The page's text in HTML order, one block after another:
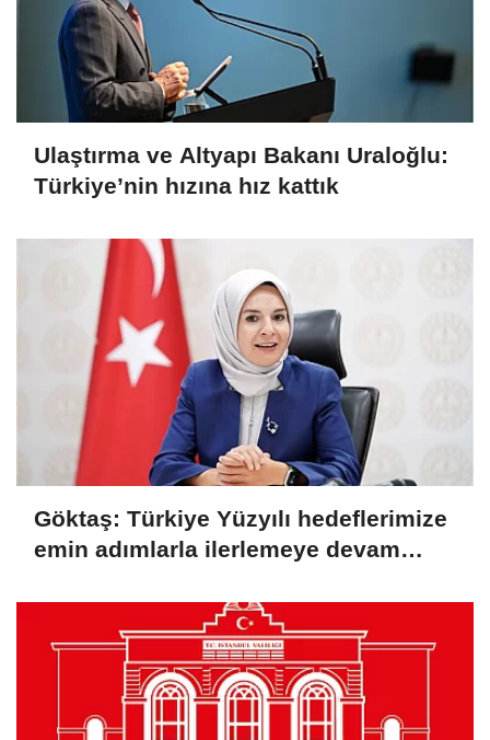
Ulaştırma ve Altyapı Bakanı Uraloğlu:
Türkiye’nin hızına hız kattık
Göktaş: Türkiye Yüzyılı hedeflerimize
emin adımlarla ilerlemeye devam